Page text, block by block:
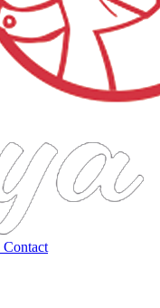
(huidige)
Contact